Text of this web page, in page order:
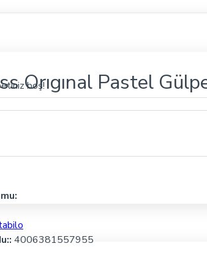
boş!
Gülpembe 70/150
Orıgınal Pastel
4006381557955